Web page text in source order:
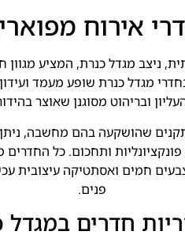
אירוח
ניצב מגדל כנרת, המציע
מגדל כנרת שופע מעמד
ובריהוט מסוגנן שאוצר
שהושקעה בהם מחשבה,
ותחכום. כל
חמים ואסתטיקה עיצובית
פנים.
חדרים במגדל